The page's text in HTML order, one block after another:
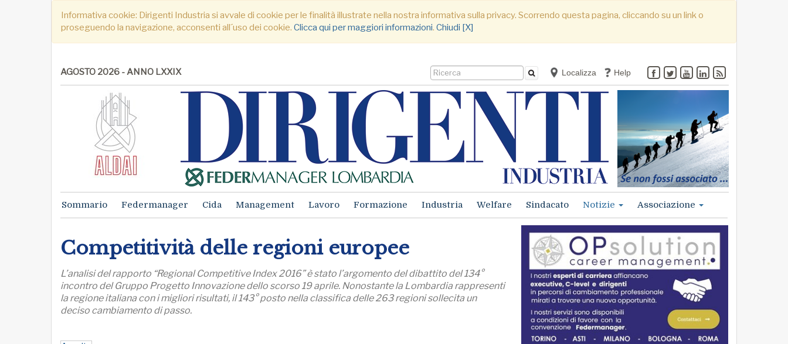
Informativa cookie: Dirigenti Industria si avvale di cookie per le finalità illustrate nella nostra informativa sulla privacy. Scorrendo questa pagina, cliccando su un link o
proseguendo la navigazione, acconsenti all´uso dei cookie. Clicca qui per maggiori informazioni. Chiudi [X]
AGOSTO 2026 - ANNO LXXIX Localizza Help
Sommario Federmanager Cida Management Lavoro Formazione Industria Welfare Sindacato Notizie Associazione
Competitività delle regioni europee
L’analisi del rapporto “Regional Competitive Index 2016” è stato l’argomento del dibattito del 134°
incontro del Gruppo Progetto Innovazione dello scorso 19 aprile. Nonostante la Lombardia rappresenti
la regione italiana con i migliori risultati, il 143° posto nella classifica delle 263 regioni sollecita un
deciso cambiamento di passo.